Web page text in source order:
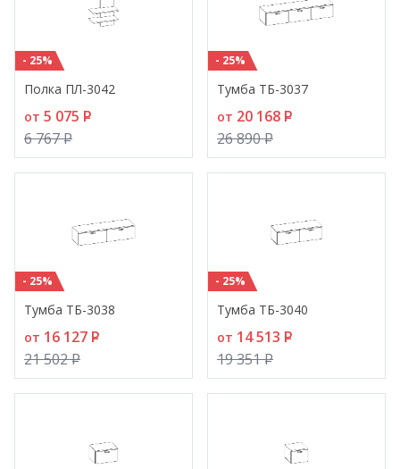
- 25%
Полка ПЛ-3042
от 5 075 P
6 767P
- 25%
Тумба ТБ-3037
от 20 168 P
26 890P
- 25%
Тумба ТБ-3038
от 16 127 P
21 502P
- 25%
Тумба ТБ-3040
от 14 513 P
19 351P